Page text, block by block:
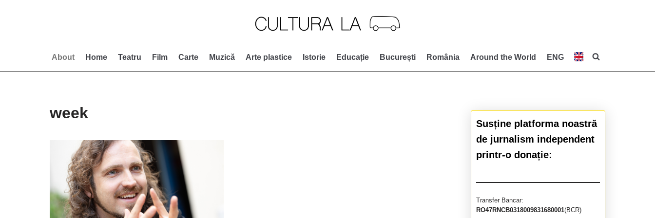
About Home Teatru Film Carte Muzică Arte plastice Istorie Educație București România Around the World ENG
week
Susține platforma noastră
de jurnalism independent
printr-o donație:
Transfer Bancar:
RO47RNCB0318009831680001(BCR)